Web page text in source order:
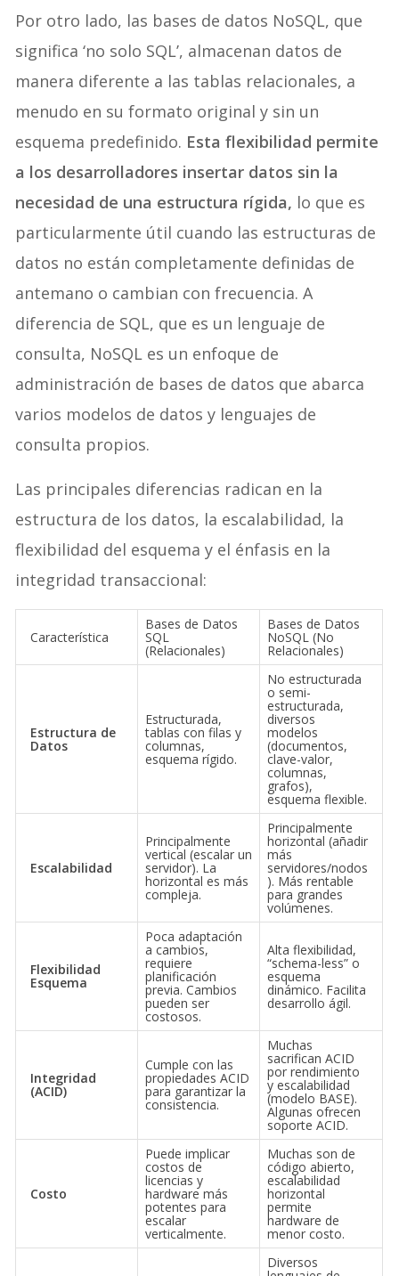
Por otro lado, las bases de datos NoSQL, que
significa ‘no solo SQL’, almacenan datos de
manera diferente a las tablas relacionales, a
menudo en su formato original y sin un
esquema predefinido. Esta flexibilidad permite
a los desarrolladores insertar datos sin la
necesidad de una estructura rígida, lo que es
particularmente útil cuando las estructuras de
datos no están completamente definidas de
antemano o cambian con frecuencia. A
diferencia de SQL, que es un lenguaje de
consulta, NoSQL es un enfoque de
administración de bases de datos que abarca
varios modelos de datos y lenguajes de
consulta propios.
Las principales diferencias radican en la
estructura de los datos, la escalabilidad, la
flexibilidad del esquema y el énfasis en la
integridad transaccional:
Característica
Bases de Datos
SQL
(Relacionales)
Bases de Datos
NoSQL (No
Relacionales)
Estructura de
Datos
Estructurada,
tablas con filas y
columnas,
esquema rígido.
No estructurada
o semi-
estructurada,
diversos
modelos
(documentos,
clave-valor,
columnas,
grafos),
esquema flexible.
Escalabilidad
Principalmente
vertical (escalar un
servidor). La
horizontal es más
compleja.
Principalmente
horizontal (añadir
más
servidores/nodos
). Más rentable
para grandes
volúmenes.
Flexibilidad
Esquema
Poca adaptación
a cambios,
requiere
planificación
previa. Cambios
pueden ser
costosos.
Alta flexibilidad,
“schema-less” o
esquema
dinámico. Facilita
desarrollo ágil.
Integridad
(ACID)
Cumple con las
propiedades ACID
para garantizar la
consistencia.
Muchas
sacrifican ACID
por rendimiento
y escalabilidad
(modelo BASE).
Algunas ofrecen
soporte ACID.
Costo
Puede implicar
costos de
licencias y
hardware más
potentes para
escalar
verticalmente.
Muchas son de
código abierto,
escalabilidad
horizontal
permite
hardware de
menor costo.
Diversos